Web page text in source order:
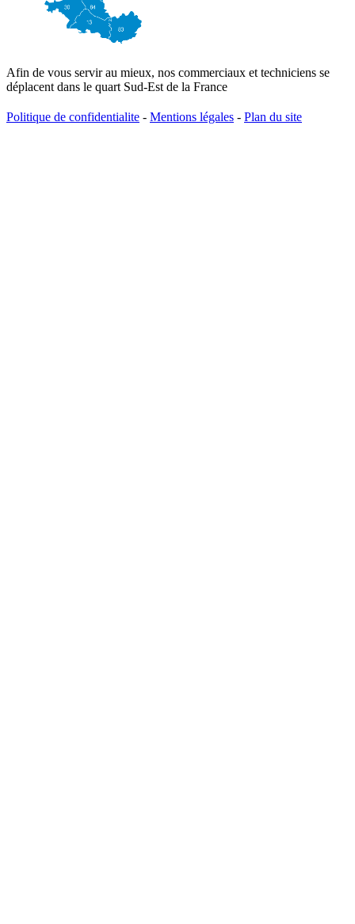
Afin de vous servir au mieux, nos commerciaux et techniciens se
déplacent dans le quart Sud-Est de la France
Politique de confidentialite - Mentions légales - Plan du site